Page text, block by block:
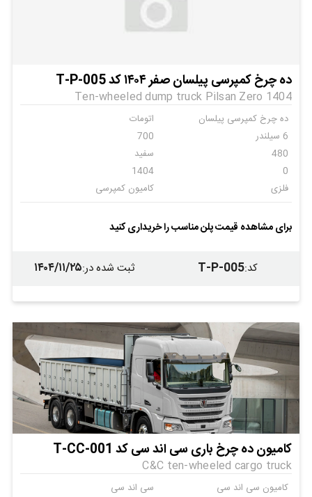
ده چرخ کمپرسی پیلسان صفر ۱۴۰۴ کد T-P-005
Ten-wheeled dump truck Pilsan Zero 1404
ده چرخ کمپرسی پیلسان
اتومات
6 سیلندر
700
480
سفید
0
1404
فلزی
کامیون کمپرسی
ندارد
ندارد
برای مشاهده قیمت پلن مناسب را خریداری کنید
کد:
T-P-005 ثبت شده در:۱۴۰۴/۱۱/۲۵
کامیون ده چرخ باری سی اند سی کد T-CC-001
C&C ten-wheeled cargo truck
کامیون سی اند سی
سی اند سی